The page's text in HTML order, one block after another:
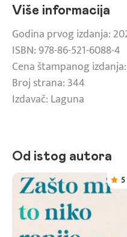
Više informacija
Godina prvog izdanja:
ISBN: 978-86-521-6088-4
Cena štampanog
Broj strana: 344
Izdavač: Laguna
Od istog autora
5